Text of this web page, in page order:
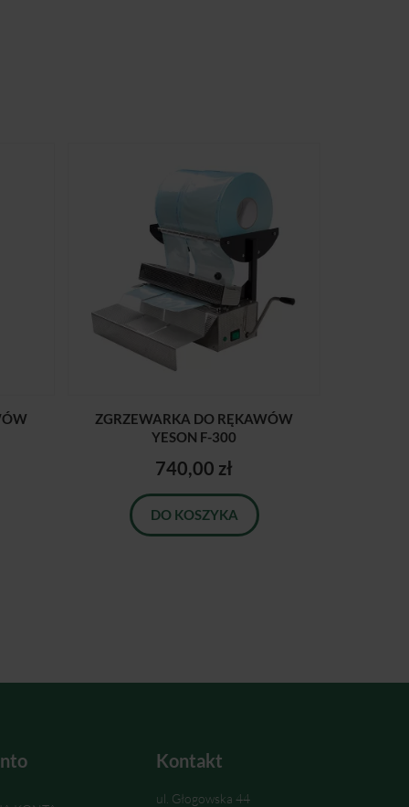
ZGRZEWARKA DO RĘKAWÓW
YESON F-300
740,00 zł
DO KOSZYKA
Kontakt
ul. Głogowska 44